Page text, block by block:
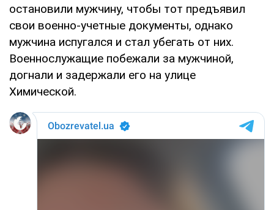
остановили мужчину, чтобы тот предъявил
свои военно-учетные документы, однако
мужчина испугался и стал убегать от них.
Военнослужащие побежали за мужчиной,
догнали и задержали его на улице
Химической.